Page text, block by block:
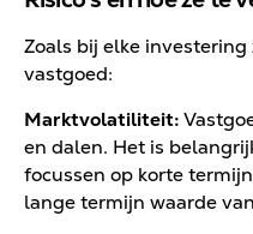
Zoals bij elke
vastgoed:
Marktvolatiliteit:
en dalen. Het is
focussen op korte
lange termijn waarde